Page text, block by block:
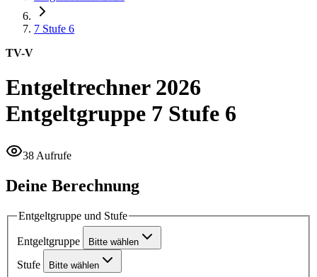
7 Stufe 6
TV-V
Entgeltrechner 2026
Entgeltgruppe 7 Stufe 6
38 Aufrufe
Deine Berechnung
Entgeltgruppe und Stufe
Entgeltgruppe Bitte wählen
Stufe Bitte wählen